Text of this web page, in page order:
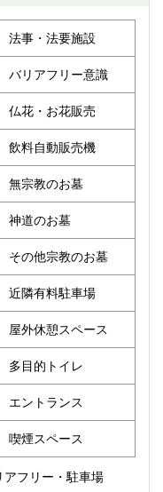
法事・法要施設
バリアフリー意識
仏花・お花販売
飲料自動販売機
無宗教のお墓
神道のお墓
その他宗教のお墓
近隣有料駐車場
屋外休憩スペース
多目的トイレ
エントランス
喫煙スペース
アフリー・駐車場